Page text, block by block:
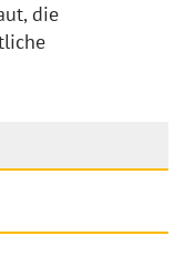
die